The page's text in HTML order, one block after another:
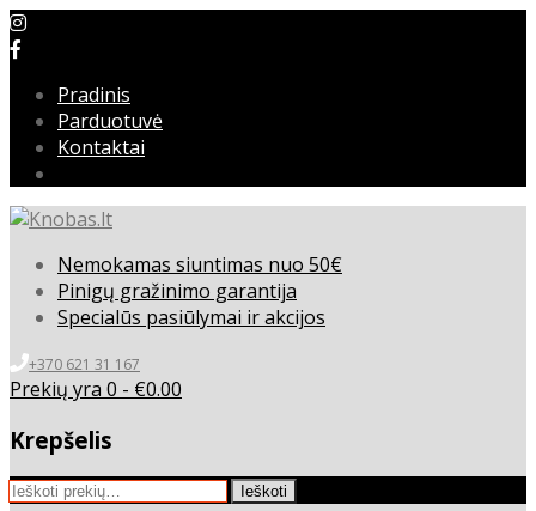
Pradinis
Parduotuvė
Kontaktai
Nemokamas siuntimas nuo 50€
Pinigų gražinimo garantija
Specialūs pasiūlymai ir akcijos
+370 621 31 167
Prekių yra 0 - €0.00
Krepšelis
Ieškoti: Ieškoti